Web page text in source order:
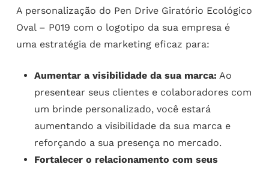
A personalização do Pen Drive Giratório Ecológico
Oval – P019 com o logotipo da sua empresa é
uma estratégia de marketing eficaz para:
Aumentar a visibilidade da sua marca: Ao
presentear seus clientes e colaboradores com
um brinde personalizado, você estará
aumentando a visibilidade da sua marca e
reforçando a sua presença no mercado.
Fortalecer o relacionamento com seus